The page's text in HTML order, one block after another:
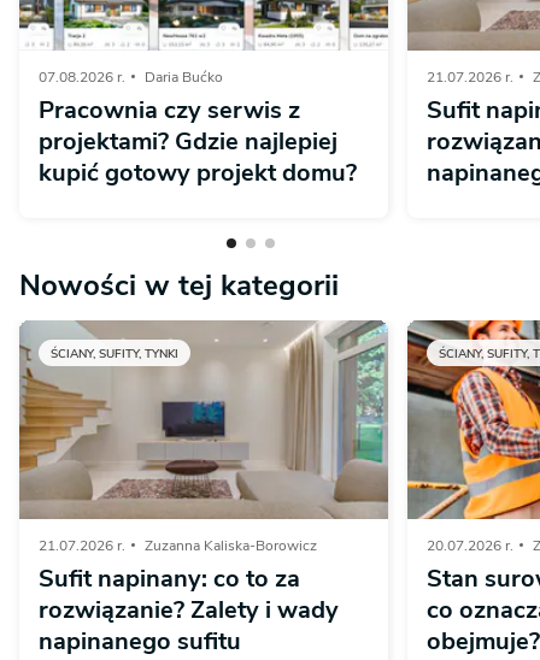
07.08.2026 r. Daria Bućko
Pracownia czy serwis z
projektami? Gdzie najlepiej
kupić gotowy projekt domu?
21.07.2026 r.
Sufit
Nowości w tej kategorii
ŚCIANY, SUFITY, TYNKI
21.07.2026 r. Zuzanna Kaliska-Borowicz
Sufit napinany: co to za
rozwiązanie? Zalety i wady
napinanego sufitu
ŚCIANY, SUFITY,
20.07.2026 r.
Stan
co
obejmuje?